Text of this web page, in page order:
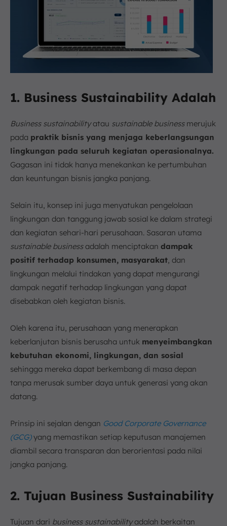
1. Business Sustainability Adalah
Business sustainabilityatau sustainable businessmerujuk
pada praktik bisnis yang menjaga keberlangsungan
lingkungan pada seluruh kegiatan operasionalnya.
Gagasan ini tidak hanya menekankan ke pertumbuhan
dan keuntungan bisnis jangka panjang.
Selain itu, konsep ini juga menyatukan pengelolaan
lingkungan dan tanggung jawab sosial ke dalam strategi
dan kegiatan sehari-hari perusahaan. Sasaran utama
sustainable businessadalah menciptakan dampak
positif terhadap konsumen, masyarakat, dan
lingkungan melalui tindakan yang dapat mengurangi
dampak negatif terhadap lingkungan yang dapat
disebabkan oleh kegiatan bisnis.
Oleh karena itu, perusahaan yang menerapkan
keberlanjutan bisnis berusaha untuk menyeimbangkan
kebutuhan ekonomi, lingkungan, dan sosial
sehingga mereka dapat berkembang di masa depan
tanpa merusak sumber daya untuk generasi yang akan
datang.
Prinsip ini sejalan dengan Good Corporate Governance
(GCG)yang memastikan setiap keputusan manajemen
diambil secara transparan dan berorientasi pada nilai
jangka panjang.
2. Tujuan Business Sustainability
Tujuan dari business sustainabilityadalah berkaitan